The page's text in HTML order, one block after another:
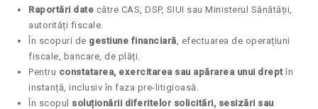
Raportări date către CAS, DSP, SIUI sau Ministerul Sănătății,
autorități fiscale.
În scopuri de gestiune financiară, efectuarea de operațiuni
fiscale, bancare, de plăți.
Pentru constatarea, exercitarea sau apărarea unui dreptîn
instanță, inclusiv în faza pre-litigioasă.
În scopul soluționării diferitelor solicitări, sesizări sau